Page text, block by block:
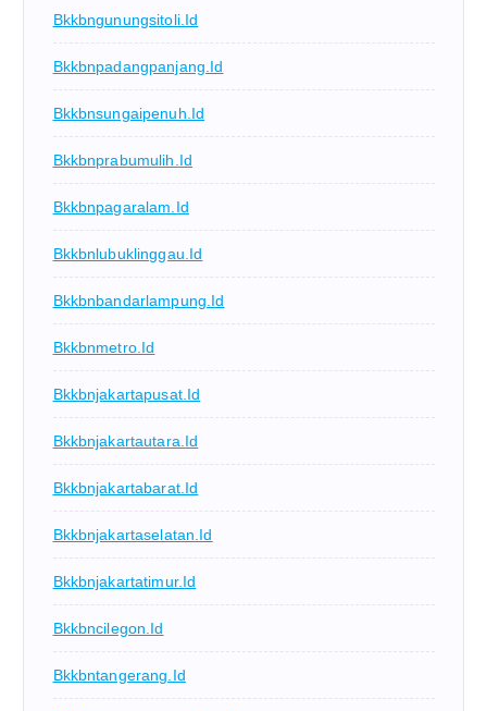
Bkkbngunungsitoli.id
Bkkbnpadangpanjang.id
Bkkbnsungaipenuh.id
Bkkbnprabumulih.id
Bkkbnpagaralam.id
Bkkbnlubuklinggau.id
Bkkbnbandarlampung.id
Bkkbnmetro.id
Bkkbnjakartapusat.id
Bkkbnjakartautara.id
Bkkbnjakartabarat.id
Bkkbnjakartaselatan.id
Bkkbnjakartatimur.id
Bkkbncilegon.id
Bkkbntangerang.id